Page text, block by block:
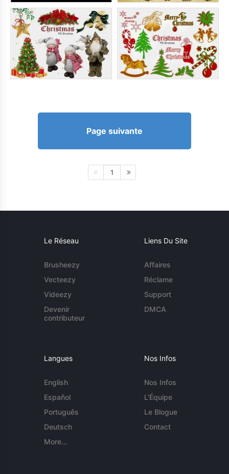
Page suivante
1
Le Réseau
Brusheezy
Vecteezy
Videezy
Devenir
contributeur
Liens Du Site
Affaires
Réclame
Support
DMCA
Langues
English
Español
Português
Deutsch
More...
Nos Infos
Nos Infos
L'Équipe
Le Blogue
Contact